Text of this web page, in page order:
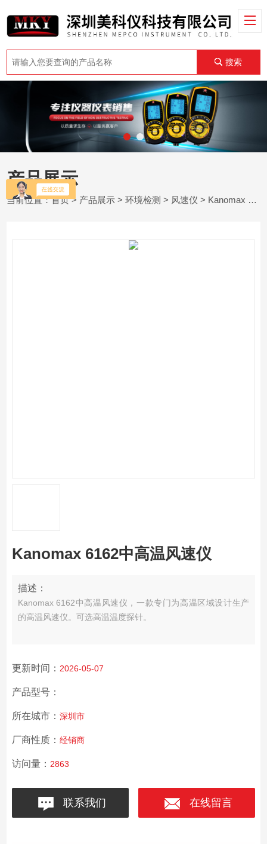
搜索
产品展示
当前位置：首页> 产品展示 >环境检测 > 风速仪 > Kanomax 6162中高温风速仪
Kanomax 6162中高温风速仪
描述：
Kanomax 6162中高温风速仪，一款专门为高温区域设计生产
的高温风速仪。可选高温温度探针。
更新时间： 2026-05-07
产品型号：
所在城市： 深圳市
厂商性质： 经销商
访问量： 2863
联系我们 在线留言